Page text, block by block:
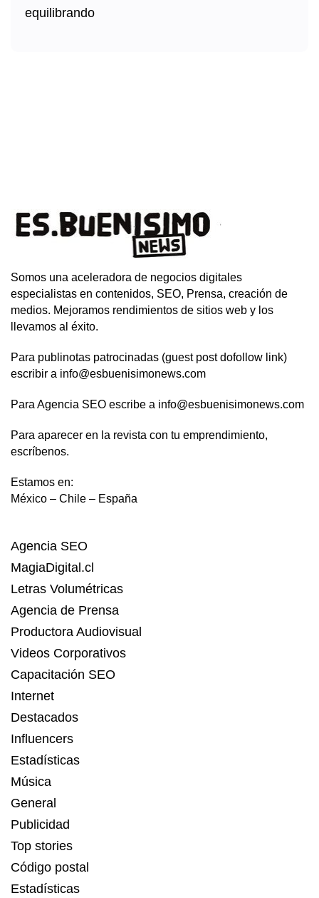
Somos una aceleradora de negocios digitales
especialistas en contenidos, SEO, Prensa, creación de
medios. Mejoramos rendimientos de sitios web y los
llevamos al éxito.
Para publinotas patrocinadas (guest post dofollow link)
escribir a info@esbuenisimonews.com
Para Agencia SEO escribe a info@esbuenisimonews.com
Para aparecer en la revista con tu emprendimiento,
escríbenos.
Estamos en:
México – Chile – España
Agencia SEO
MagiaDigital.cl
Letras Volumétricas
Agencia de Prensa
Productora Audiovisual
Videos Corporativos
Capacitación SEO
Internet
Destacados
Influencers
Estadísticas
Música
General
Publicidad
Top stories
Código postal
Estadísticas